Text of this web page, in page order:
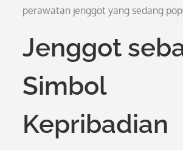
perawatan jenggot yang sedang
Jenggot
Simbol
Kepribadian